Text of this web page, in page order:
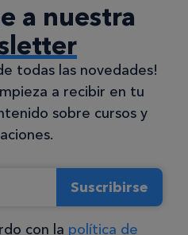
a nuestra
todas las novedades!
a recibir en tu
sobre cursos y
Suscribirse
con la política de